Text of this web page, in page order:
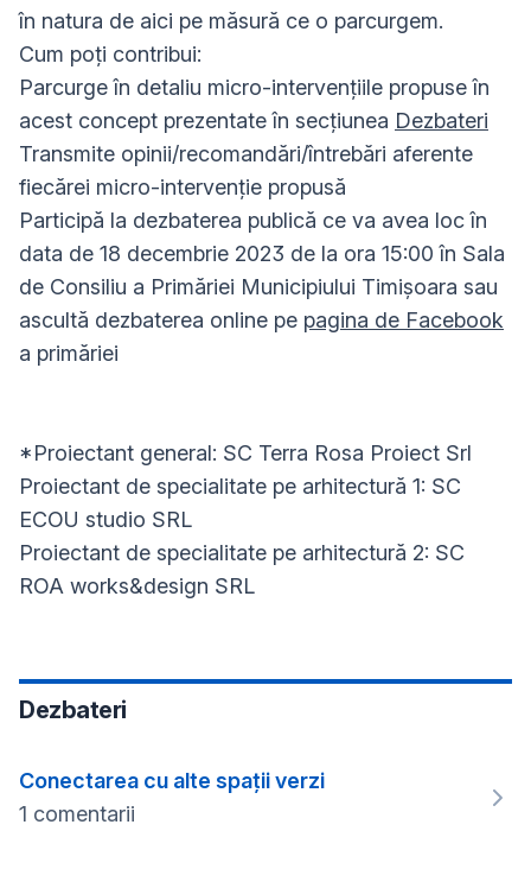
în natura de aici pe măsură ce o parcurgem.
Cum poți contribui:
Parcurge în detaliu micro-intervențiile propuse în
acest concept prezentate în secțiunea Dezbateri
Transmite opinii/recomandări/întrebări aferente
fiecărei micro-intervenție propusă
Participă la dezbaterea publică ce va avea loc în
data de 18 decembrie 2023 de la ora 15:00 în Sala
de Consiliu a Primăriei Municipiului Timișoara sau
ascultă dezbaterea online pe pagina de Facebook
a primăriei
*Proiectant general: SC Terra Rosa Proiect Srl
Proiectant de specialitate pe arhitectură 1: SC
ECOU studio SRL
Proiectant de specialitate pe arhitectură 2: SC
ROA works&design SRL
Dezbateri
Conectarea cu alte spații verzi
1 comentarii